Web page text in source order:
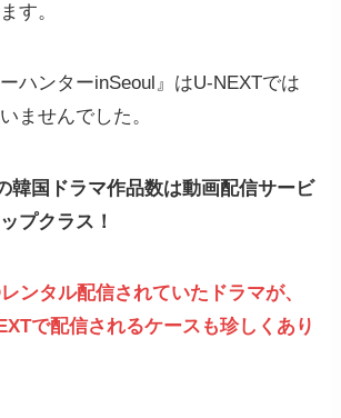
す。
ハンターinSeoul』はU-NEXTでは
ませんでした。
韓国ドラマ作品数は動画配信サービ
プクラス！
ンタル配信されていたドラマが、
で配信されるケースも珍しくあり